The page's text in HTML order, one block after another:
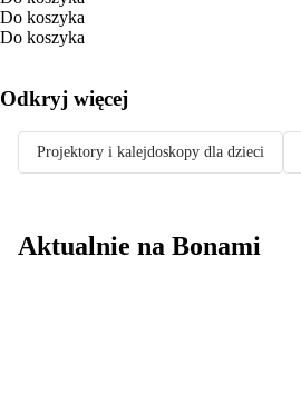
Do koszyka
Do koszyka
Odkryj więcej
Projektory i kalejdoskopy dla dzieci
Aktualnie na Bonami